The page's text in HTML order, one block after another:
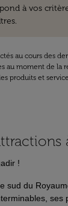
à vos
au cours des
au moment de la
produits et
!
sud du
ses